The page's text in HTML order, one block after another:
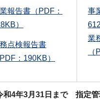
報告書（PDF：
）
点検報告書
PDF：190KB）
事
業
和4年3月31日まで 指定